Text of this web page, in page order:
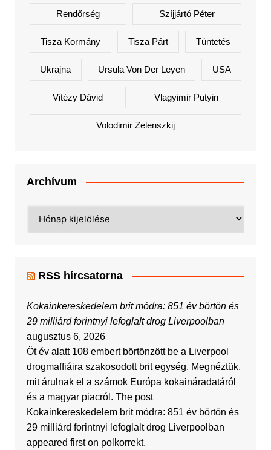
Rendőrség Szíjjártó Péter
Tisza Kormány Tisza Párt Tüntetés
Ukrajna Ursula Von Der Leyen USA
Vitézy Dávid Vlagyimir Putyin
Volodimir Zelenszkij
Archívum
RSS hírcsatorna
Kokainkereskedelem brit módra: 851 év börtön és
29 milliárd forintnyi lefoglalt drog Liverpoolban
augusztus 6, 2026
Öt év alatt 108 embert börtönzött be a Liverpool
drogmaffiáira szakosodott brit egység. Megnéztük,
mit árulnak el a számok Európa kokaináradatáról
és a magyar piacról. The post
Kokainkereskedelem brit módra: 851 év börtön és
29 milliárd forintnyi lefoglalt drog Liverpoolban
appeared first on polkorrekt.